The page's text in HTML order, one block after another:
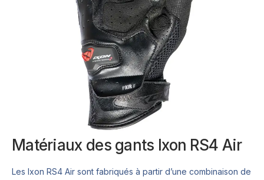
Matériaux des gants Ixon RS4 Air
Les Ixon RS4 Air sont fabriqués à partir d’une combinaison de